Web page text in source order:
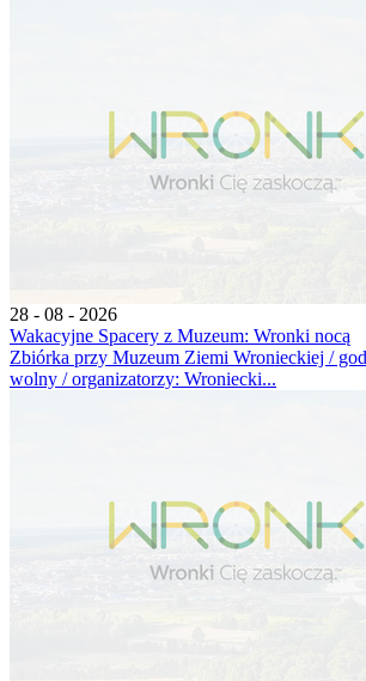
28 - 08 - 2026
Wakacyjne Spacery z Muzeum: Wronki nocą
Zbiórka przy Muzeum Ziemi Wronieckiej /
wolny / organizatorzy: Wroniecki...